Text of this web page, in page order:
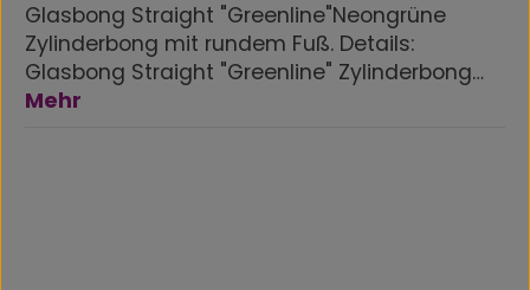
Glasbong Straight "Greenline"Neongrüne
Zylinderbong mit rundem Fuß. Details:
Glasbong Straight "Greenline" Zylinderbong…
Mehr